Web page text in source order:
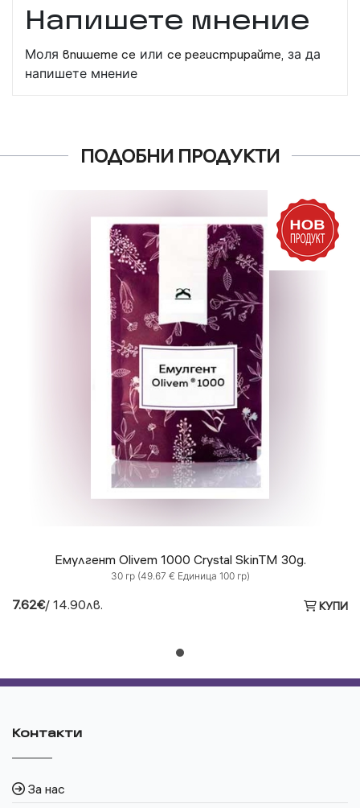
Напишете мнение
Моля впишете се или се регистрирайте, за да
напишете мнение
ПОДОБНИ ПРОДУКТИ
Емулгент Olivem 1000 Crystal SkinTM 30g.
30 гр (49.67 € Единица 100 гр)
7.62€/ 14.90лв. КУПИ
Контакти
За нас